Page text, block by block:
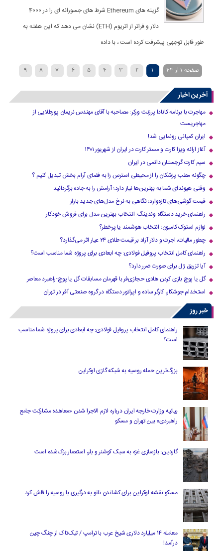
گزینه های Ethereum شرط های جسورانه ای را در 4000
دلار و فراتر از اتریوم (ETH) نشان می دهد که این هفته به
طور قابل توجهی پیشرفت کرده است ، با داده
صفحه 1 از 43 1
2
3
4
5
6
7
8
9
10
›
20
30
40
...
» آخرین اخبار
مهاجرت با برنامه کانادا پرزنت ورکر: مصاحبه با آقای مهندس نریمان پورطلایی از
مهاجریست
ایران کمپانی رونمایی شد!
آغاز ارائه ویزا کارت و مستر کارت در ایران از شهریور ۱۴۰۱
سیم کارت گرجستان دائمی در ایران
چگونه مطب پزشکان را از محیطی استرس زا به فضای آرام بخش تبدیل کنیم ؟
وقتی هیوندای شما به بهترین‌ها نیاز دارد؛ آرامش را به جاده برگردانید
قیمت گوشی‌های تازه‌وارد؛ نگاهی به نرخ مدل‌های جدید بازار
راهنمای خرید دستگاه وندینگ: انتخاب بهترین مدل برای فروش خودکار
لوازم استوک کامیون؛ انتخاب هوشمند یا پرخطر؟
چطور مالیات، اجرت و دلار آزاد بر قیمت طلای ۲۴ عیار اثر می‌گذارد؟
راهنمای کامل انتخاب پروفیل فولادی: چه ابعادی برای پروژه شما مناسب است؟
آیا تزریق ژل برای صورت ضرر دارد​؟
گل یا پوچ بازی کردن هادی حجازی‌فر با قهرمان مسابقات گل یا پوچ-راهبرد معاصر
استخدام جوشکار، کارگر ساده و اپراتور دستگاه در گروه صنعتی آفر در تهران
خبر روز
راهنمای کامل انتخاب پروفیل فولادی: چه ابعادی برای پروژه شما مناسب
است؟
بزرگ‌ترین حمله روسیه به شبکه گازی اوکراین
بیانیه وزارت خارجه ایران درباره لازم‌ الاجرا شدن «معاهده مشارکت جامع
راهبردی» بین تهران و مسکو
گاردین: بازسازی غزه به سبک کوشنر و بلر، استعمار بزک‌شده است
مسکو نقشه اوکراین برای کشاندن ناتو به درگیری با روسیه را فاش کرد
معامله ۱۴ میلیارد دلاری شیخ عرب با ترامپ / تیک‌تاک از چنگ چین
درآمد!